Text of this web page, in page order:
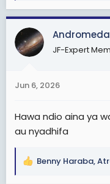
a
c
t
i
s
JF-Expert
Jun 6, 2026
Hawa ndio aina ya
au nyadhifa
R
Benny Haraba,